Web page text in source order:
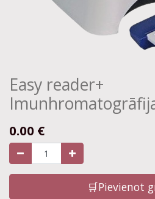
Easy reader+
0.00 €
🛒Pievienot